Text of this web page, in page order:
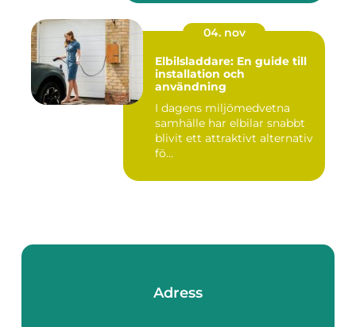
04. nov
Elbilsladdare: En guide till
installation och
användning
I dagens miljömedvetna
samhälle har elbilar snabbt
blivit ett attraktivt alternativ
fö...
Adress